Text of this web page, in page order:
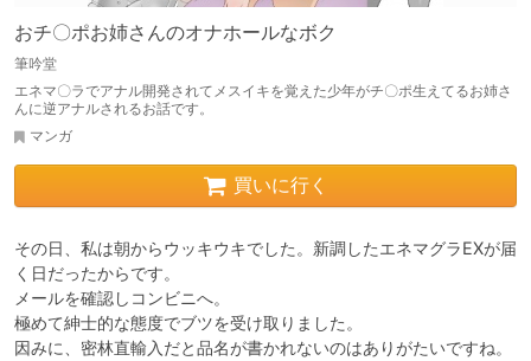
おチ〇ポお姉さんのオナホールなボク
筆吟堂
エネマ〇ラでアナル開発されてメスイキを覚えた少年がチ〇ポ生えてるお姉さ
んに逆アナルされるお話です。
マンガ
買いに行く
その日、私は朝からウッキウキでした。新調したエネマグラEXが届
く日だったからです。
メールを確認しコンビニへ。
極めて紳士的な態度でブツを受け取りました。
因みに、密林直輸入だと品名が書かれないのはありがたいですね。